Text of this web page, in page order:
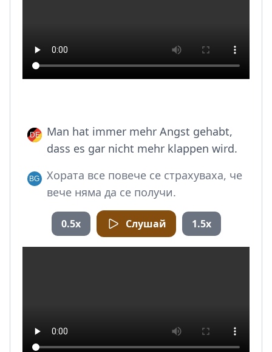
Man hat immer mehr Angst gehabt,
dass es gar nicht mehr klappen wird.
Хората все повече се страхуваха, че
вече няма да се получи.
0.5x Слушай 1.5x